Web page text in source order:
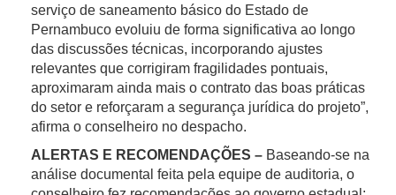
serviço de saneamento básico do Estado de
Pernambuco evoluiu de forma significativa ao longo
das discussões técnicas, incorporando ajustes
relevantes que corrigiram fragilidades pontuais,
aproximaram ainda mais o contrato das boas práticas
do setor e reforçaram a segurança jurídica do projeto”,
afirma o conselheiro no despacho.
ALERTAS E RECOMENDAÇÕES – Baseando-se na
análise documental feita pela equipe de auditoria, o